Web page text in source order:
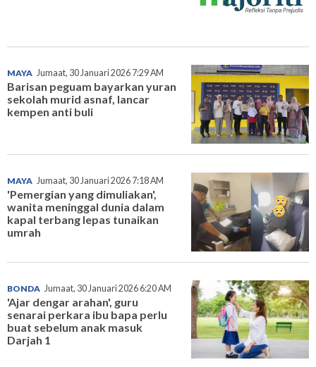
MAYA Jumaat, 30 Januari 2026 7:29 AM
Barisan peguam bayarkan yuran
sekolah murid asnaf, lancar
kempen anti buli
MAYA Jumaat, 30 Januari 2026 7:18 AM
'Pemergian yang dimuliakan',
wanita meninggal dunia dalam
kapal terbang lepas tunaikan
umrah
BONDA Jumaat, 30 Januari 2026 6:20 AM
'Ajar dengar arahan', guru
senarai perkara ibu bapa perlu
buat sebelum anak masuk
Darjah 1